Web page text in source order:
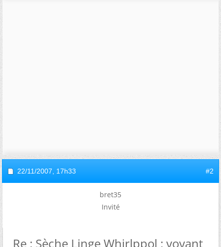
22/11/2007, 17h33 #2
bret35
Invité
Re : Sèche Linge Whirlppol : voyant